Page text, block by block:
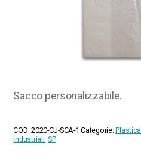
Sacco personalizzabile.
COD:2020-CU-SCA-1 Categorie:Plastica
industriali SP